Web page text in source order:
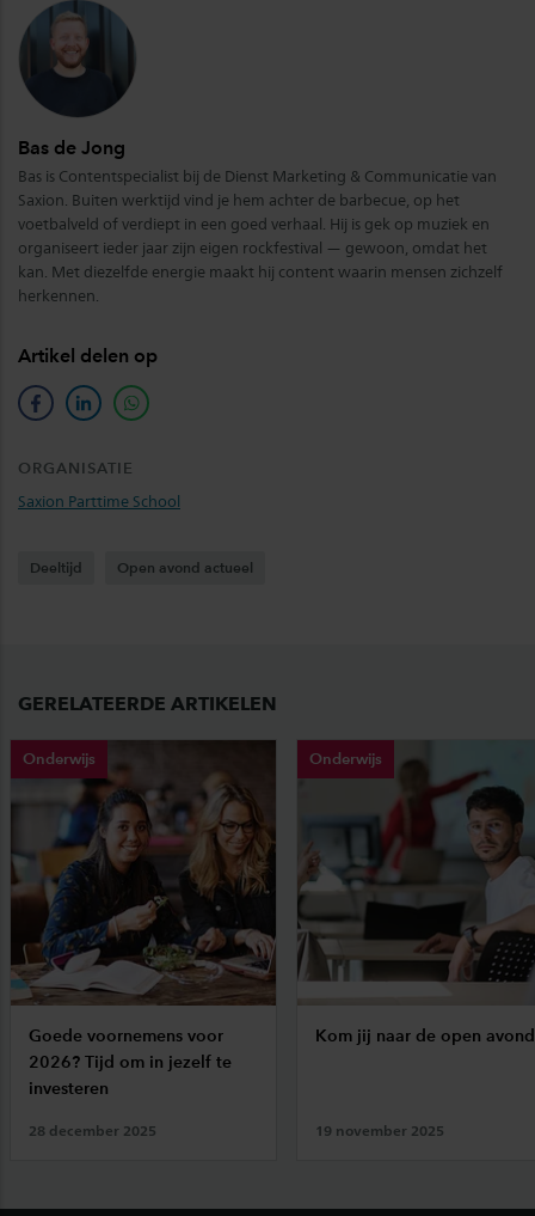
Bas de Jong
Bas is Contentspecialist bij de Dienst Marketing & Communicatie van
Saxion. Buiten werktijd vind je hem achter de barbecue, op het
voetbalveld of verdiept in een goed verhaal. Hij is gek op muziek en
organiseert ieder jaar zijn eigen rockfestival — gewoon, omdat het
kan. Met diezelfde energie maakt hij content waarin mensen zichzelf
herkennen.
Artikel delen op
facebooklinkedinwhatsapp
ORGANISATIE
Saxion Parttime School
Deeltijd Open avond actueel
GERELATEERDE ARTIKELEN
Onderwijs
Goede voornemens voor
2026? Tijd om in jezelf te
investeren
28 december 2025
Onderwijs
Kom jij naar de open
19 november 2025